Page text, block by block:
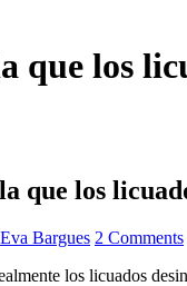
que los
que los
Eva Bargues 2 Comments
los licuados